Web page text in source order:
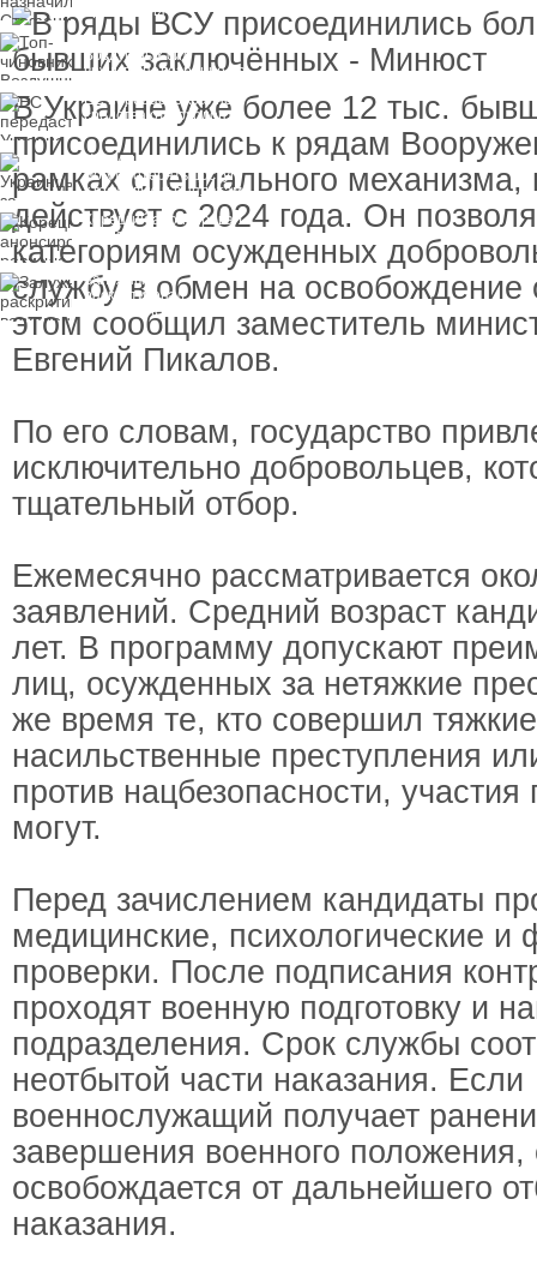
пресечения
Топ-чиновнику
Воздушных сил
вручили подозрение по
1 млрд гривен
ЕС передаст Украине
средства от доходов от
замороженных активов
России
Украинцы за рубежом
могут потерять доступ
к госжилью и выплатам
Корецкий анонсировал
ревизию госбюджета
Залужный
раскритиковал
вступление Украины в
НАТО и предлагает
другие варианты
В Украине уже более 12 тыс.
присоединились к рядам
рамках специального механизма,
действует с 2024 года. Он
категориям осужденных
службу в обмен на освобождение
этом сообщил заместитель
Евгений Пикалов.
По его словам, государство
исключительно добровольцев,
тщательный отбор.
Ежемесячно рассматривается
заявлений. Средний возраст
лет. В программу допускают
лиц, осужденных за нетяжкие
же время те, кто совершил тяжкие
насильственные преступления
против нацбезопасности,
могут.
Перед зачислением кандидаты
медицинские, психологические и
проверки. После подписания
проходят военную подготовку и
подразделения. Срок службы
неотбытой части наказания. Если
военнослужащий получает
завершения военного положения,
освобождается от дальнейшего
наказания.